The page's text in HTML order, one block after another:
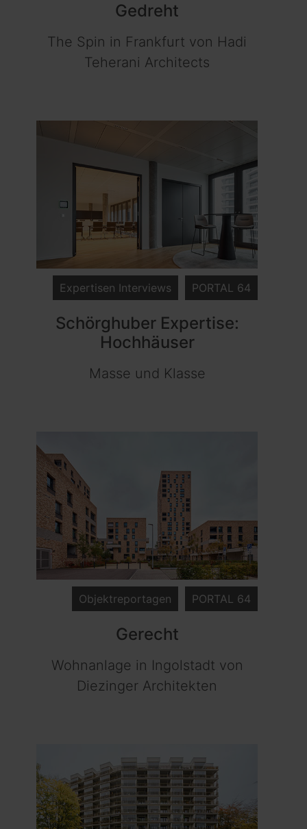
Gedreht
The Spin in Frankfurt von Hadi
Teherani Architects
PORTAL 64
Expertisen Interviews
Schörghuber Expertise:
Hochhäuser
Masse und Klasse
PORTAL 64
Objektreportagen
Gerecht
Wohnanlage in Ingolstadt von
Diezinger Architekten